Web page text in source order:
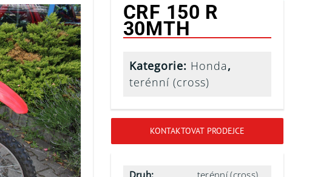
CRF 150 R
30MTH
Kategorie: Honda,
terénní (cross)
KONTAKTOVAT PRODEJCE
Druh:
terénní (cross)